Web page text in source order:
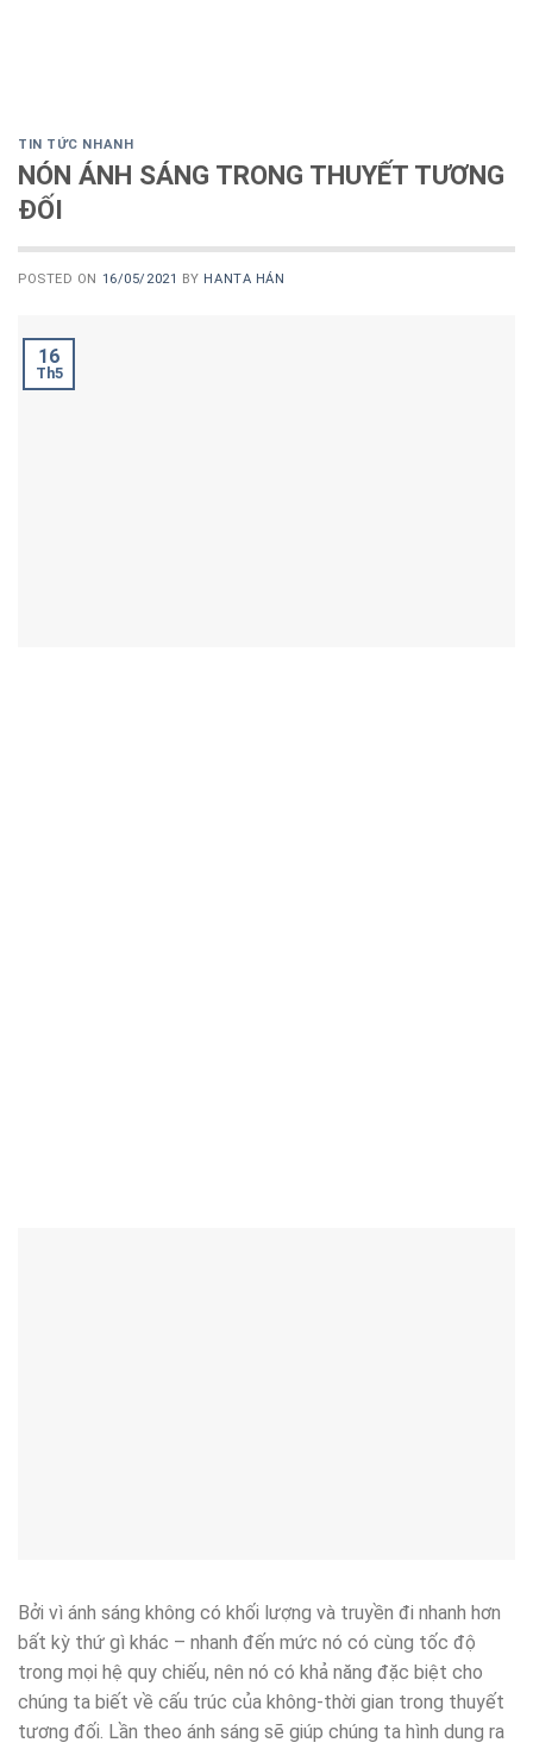
TIN TỨC NHANH
NÓN ÁNH SÁNG TRONG THUYẾT TƯƠNG
ĐỐI
POSTED ON 16/05/2021 BY HANTA HÁN
16
Th5
Bởi vì ánh sáng không có khối lượng và truyền đi nhanh hơn
bất kỳ thứ gì khác – nhanh đến mức nó có cùng tốc độ
trong mọi hệ quy chiếu, nên nó có khả năng đặc biệt cho
chúng ta biết về cấu trúc của không-thời gian trong thuyết
tương đối. Lần theo ánh sáng sẽ giúp chúng ta hình dung ra